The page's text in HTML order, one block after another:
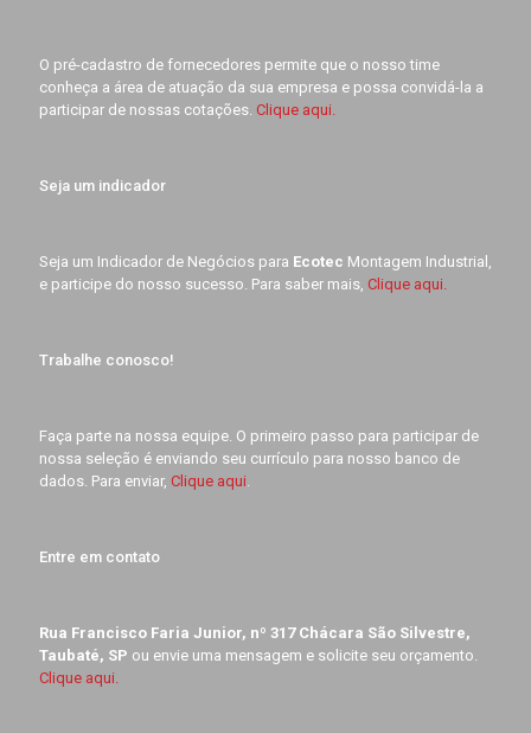
O pré-cadastro de fornecedores permite que o nosso time
conheça a área de atuação da sua empresa e possa convidá-la a
participar de nossas cotações. Clique aqui.
Seja um indicador
Seja um Indicador de Negócios para Ecotec Montagem Industrial,
e participe do nosso sucesso. Para saber mais, Clique aqui.
Trabalhe conosco!
Faça parte na nossa equipe. O primeiro passo para participar de
nossa seleção é enviando seu currículo para nosso banco de
dados. Para enviar, Clique aqui.
Entre em contato
Rua Francisco Faria Junior, nº 317 Chácara São Silvestre,
Taubaté, SP ou envie uma mensagem e solicite seu orçamento.
Clique aqui.